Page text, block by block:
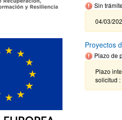
Sin
04/03/
Proyectos
Plazo de
Plazo
solicitud